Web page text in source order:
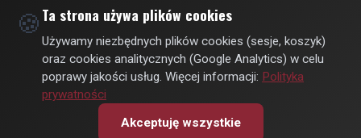
📧
kontakt@strefastrzelca.pl
📞 732 106 076
© Copyright 2026 | byDIGIPAX| All Rights Reserved
🍪Ta strona używa plików cookies
Używamy niezbędnych plików cookies (sesje, koszyk)
oraz cookies analitycznych (Google Analytics) w celu
poprawy jakości usług. Więcej informacji: Polityka
prywatności
Akceptuję wszystkie